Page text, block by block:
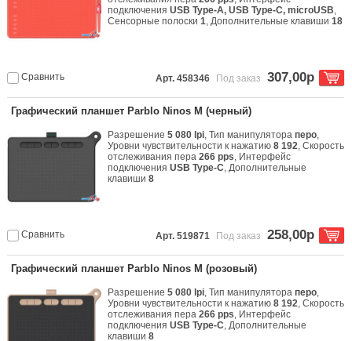
подключенияUSB Type-A, USB Type-C, microUSB,
Сенсорные полоски1, Дополнительные клавиши18
Сравнить Арт. 458346 Под заказ 307,00р
Графический планшет Parblo Ninos M (черный)
Разрешение5 080 lpi, Тип манипулятораперо,
Уровни чувствительности к нажатию8 192, Скорость
отслеживания пера266 pps, Интерфейс
подключенияUSB Type-C, Дополнительные
клавиши8
Сравнить Арт. 519871 Под заказ 258,00р
Графический планшет Parblo Ninos M (розовый)
Разрешение5 080 lpi, Тип манипулятораперо,
Уровни чувствительности к нажатию8 192, Скорость
отслеживания пера266 pps, Интерфейс
подключенияUSB Type-C, Дополнительные
клавиши8